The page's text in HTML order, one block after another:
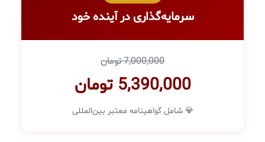
سرمایه‌گذاری در آینده خود
7,000,000 تومان
5,390,000 تومان
💎 شامل گواهینامه معتبر بین‌المللی